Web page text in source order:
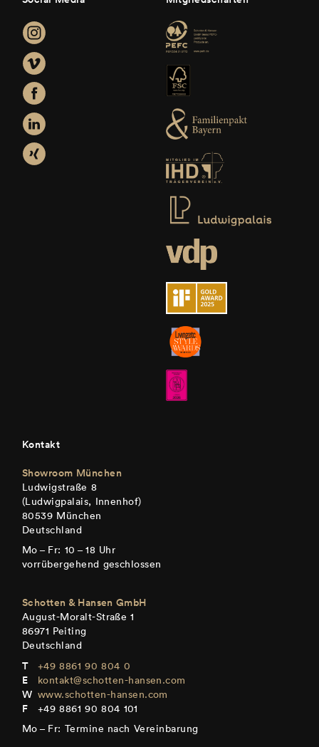
Kontakt
Showroom München
Ludwigstraße 8
(Ludwigpalais, Innenhof)
80539 München
Deutschland
Mo – Fr: 10 – 18 Uhr
vorrübergehend geschlossen
Schotten & Hansen GmbH
August-Moralt-Straße 1
86971 Peiting
Deutschland
+49 8861 90 804 0
kontakt@schotten-hansen.com
www.schotten-hansen.com
+49 8861 90 804 101
Mo – Fr: Termine nach Vereinbarung